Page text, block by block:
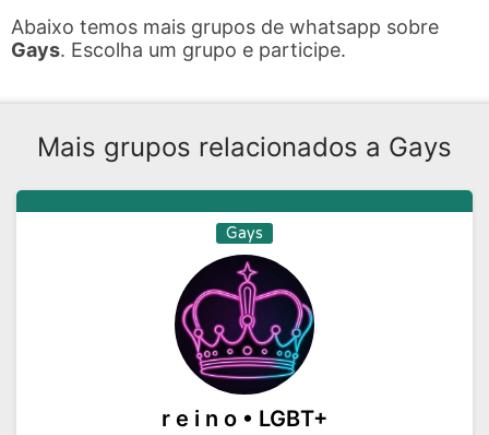
Abaixo temos mais grupos de whatsapp sobre
Gays. Escolha um grupo e participe.
Mais grupos relacionados a Gays
Gays
r e i n o • LGBT+